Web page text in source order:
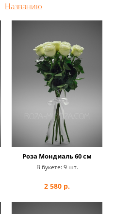
Названию
Роза Мондиаль 60 см
В букете: 9 шт.
2 580 р.